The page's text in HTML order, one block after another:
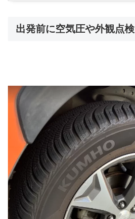
出発前に空気圧や外観点検